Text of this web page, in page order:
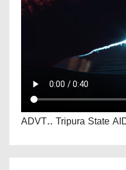
ADVT.. Tripura State